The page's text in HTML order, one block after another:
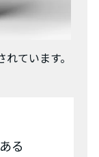
ています。
る